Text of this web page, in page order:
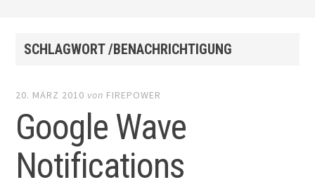
SCHLAGWORT /BENACHRICHTIGUNG
20. MÄRZ 2010 von FIREPOWER
Google Wave
Notifications